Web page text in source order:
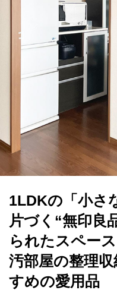
1LDKの「小さ
片づく“無印良
られたスペー
汚部屋の整理
すめの愛用品